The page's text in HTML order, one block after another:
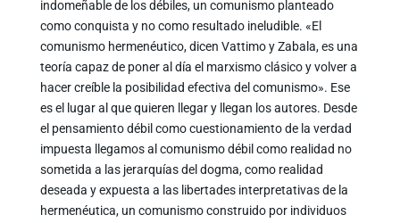
indomeñable de los débiles, un comunismo planteado
como conquista y no como resultado ineludible. «El
comunismo hermenéutico, dicen Vattimo y Zabala, es una
teoría capaz de poner al día el marxismo clásico y volver a
hacer creíble la posibilidad efectiva del comunismo». Ese
es el lugar al que quieren llegar y llegan los autores. Desde
el pensamiento débil como cuestionamiento de la verdad
impuesta llegamos al comunismo débil como realidad no
sometida a las jerarquías del dogma, como realidad
deseada y expuesta a las libertades interpretativas de la
hermenéutica, un comunismo construido por individuos